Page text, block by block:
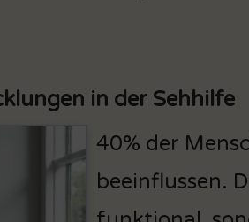
in der Sehhilfe
40% der
beeinflussen.